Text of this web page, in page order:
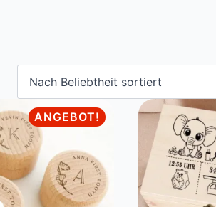
ANGEBOT!